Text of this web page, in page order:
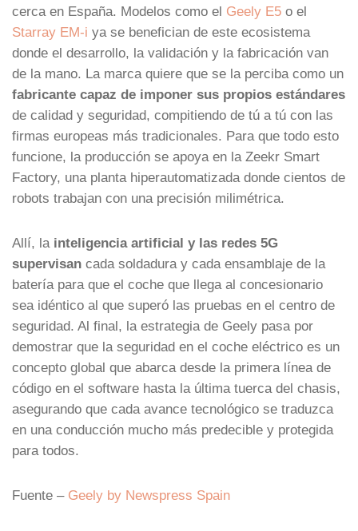
cerca en España. Modelos como el Geely E5 o el
Starray EM-i ya se benefician de este ecosistema
donde el desarrollo, la validación y la fabricación van
de la mano. La marca quiere que se la perciba como un
fabricante capaz de imponer sus propios estándares
de calidad y seguridad, compitiendo de tú a tú con las
firmas europeas más tradicionales. Para que todo esto
funcione, la producción se apoya en la Zeekr Smart
Factory, una planta hiperautomatizada donde cientos de
robots trabajan con una precisión milimétrica.
Allí, la inteligencia artificial y las redes 5G
supervisan cada soldadura y cada ensamblaje de la
batería para que el coche que llega al concesionario
sea idéntico al que superó las pruebas en el centro de
seguridad. Al final, la estrategia de Geely pasa por
demostrar que la seguridad en el coche eléctrico es un
concepto global que abarca desde la primera línea de
código en el software hasta la última tuerca del chasis,
asegurando que cada avance tecnológico se traduzca
en una conducción mucho más predecible y protegida
para todos.
Fuente – Geely by Newspress Spain